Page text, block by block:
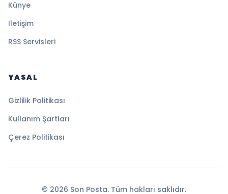
Künye
İletişim
RSS Servisleri
YASAL
Gizlilik Politikası
Kullanım Şartları
Çerez Politikası
© 2026 Son Posta. Tüm hakları saklıdır.